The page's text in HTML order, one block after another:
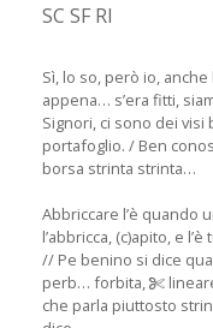
SC SF RI
Sì, lo so, però io,
appena… s’era fitti,
Signori, ci sono dei
portafoglio. / Ben
borsa strinta strinta…
Abbriccare l’è quando
l’abbricca, (c)apito, e
// Pe benino si dice
perb… forbita,
che parla piuttosto